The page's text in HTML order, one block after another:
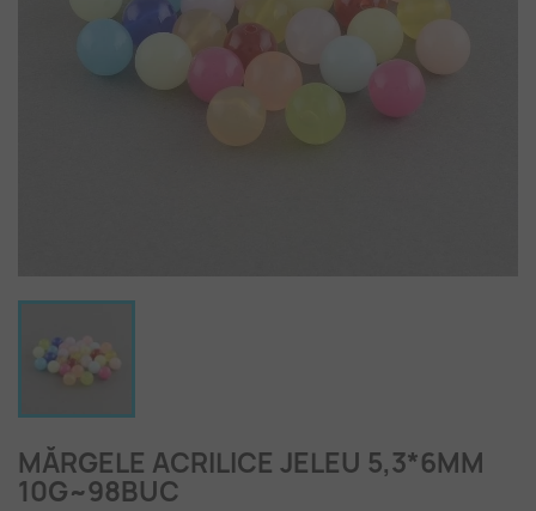
MĂRGELE ACRILICE JELEU 5,3*6MM
10G~98BUC